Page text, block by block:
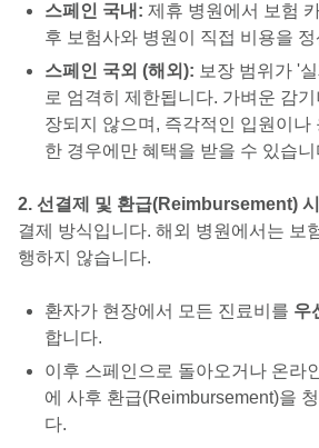
스페인 국내: 제휴 병원에서 보험
후 보험사와 병원이 직접 비용을
스페인 국외 (해외): 보장 범위가 '
로 엄격히 제한됩니다. 가벼운 감
장되지 않으며, 즉각적인 입원이나
한 경우에만 혜택을 받을 수 있습니
2. 선결제 및 환급(Reimbursement)
결제 방식입니다. 해외 병원에서는 보
행하지 않습니다.
환자가 현장에서 모든 진료비를 우
합니다.
이후 스페인으로 돌아오거나 온라
에 사후 환급(Reimbursement)을
다.